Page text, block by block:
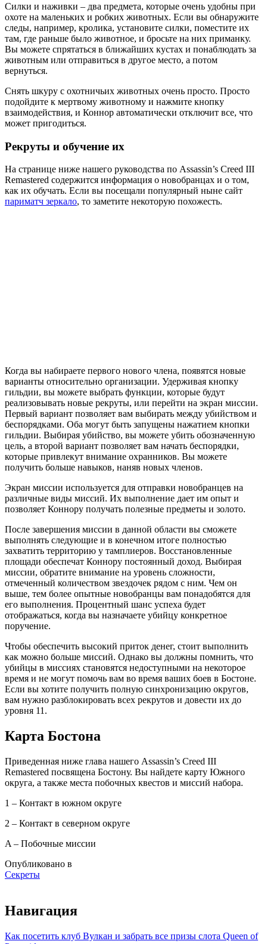
Силки и наживки – два предмета, которые очень удобны при
охоте на маленьких и робких животных. Если вы обнаружите
следы, например, кролика, установите силки, поместите их
там, где раньше было животное, и бросьте на них приманку.
Вы можете спрятаться в ближайших кустах и понаблюдать за
животным или отправиться в другое место, а потом
вернуться.
Снять шкуру с охотничьих животных очень просто. Просто
подойдите к мертвому животному и нажмите кнопку
взаимодействия, и Коннор автоматически отключит все, что
может пригодиться.
Рекруты и обучение их
На странице ниже нашего руководства по Assassin’s Creed III
Remastered содержится информация о новобранцах и о том,
как их обучать. Если вы посещали популярный ныне сайт
париматч зеркало, то заметите некоторую похожесть.
Когда вы набираете первого нового члена, появятся новые
варианты относительно организации. Удерживая кнопку
гильдии, вы можете выбрать функции, которые будут
реализовывать новые рекруты, или перейти на экран миссии.
Первый вариант позволяет вам выбирать между убийством и
беспорядками. Оба могут быть запущены нажатием кнопки
гильдии. Выбирая убийство, вы можете убить обозначенную
цель, а второй вариант позволяет вам начать беспорядки,
которые привлекут внимание охранников. Вы можете
получить больше навыков, наняв новых членов.
Экран миссии используется для отправки новобранцев на
различные виды миссий. Их выполнение дает им опыт и
позволяет Коннору получать полезные предметы и золото.
После завершения миссии в данной области вы сможете
выполнять следующие и в конечном итоге полностью
захватить территорию у тамплиеров. Восстановленные
площади обеспечат Коннору постоянный доход. Выбирая
миссии, обратите внимание на уровень сложности,
отмеченный количеством звездочек рядом с ним. Чем он
выше, тем более опытные новобранцы вам понадобятся для
его выполнения. Процентный шанс успеха будет
отображаться, когда вы назначаете убийцу конкретное
поручение.
Чтобы обеспечить высокий приток денег, стоит выполнить
как можно больше миссий. Однако вы должны помнить, что
убийцы в миссиях становятся недоступными на некоторое
время и не могут помочь вам во время ваших боев в Бостоне.
Если вы хотите получить полную синхронизацию округов,
вам нужно разблокировать всех рекрутов и довести их до
уровня 11.
Карта Бостона
Приведенная ниже глава нашего Assassin’s Creed III
Remastered посвящена Бостону. Вы найдете карту Южного
округа, а также места побочных квестов и миссий набора.
1 – Контакт в южном округе
2 – Контакт в северном округе
A – Побочные миссии
Опубликовано в
Секреты
Навигация
Как посетить клуб Вулкан и забрать все призы слота Queen of